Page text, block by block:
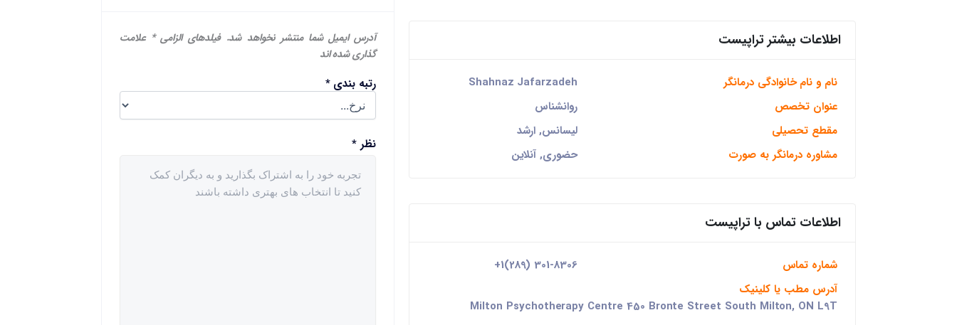
اطلاعات بیشتر تراپیست
نام و نام خانوادگی درمانگر
Shahnaz Jafarzadeh
عنوان تخصص
روانشناس
مقطع تحصیلی
لیسانس, ارشد
مشاوره درمانگر به صورت
حضوری, آنلاین
اطلاعات تماس با تراپیست
شماره تماس
+1(289) 301-8306
آدرس مطب یا کلینیک
Milton Psychotherapy Centre 450 Bronte Street South Milton, ON L9T
آدرس ایمیل شما منتشر نخواهد شد. فیلدهای الزامی* علامت
گذاری شده اند
رتبه بندی*
نظر *